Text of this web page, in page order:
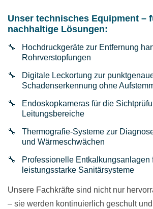
Unser technisches Equipment –
nachhaltige Lösungen:
Hochdruckgeräte zur Entfernung
Rohrverstopfungen
Digitale Leckortung zur
Schadenserkennung ohne
Endoskopkameras für die
Leitungsbereiche
Thermografie-Systeme zur
und Wärmeschwächen
Professionelle Entkalkungsanlagen
leistungsstarke Sanitärsysteme
Unsere Fachkräfte sind nicht nur
– sie werden kontinuierlich geschult